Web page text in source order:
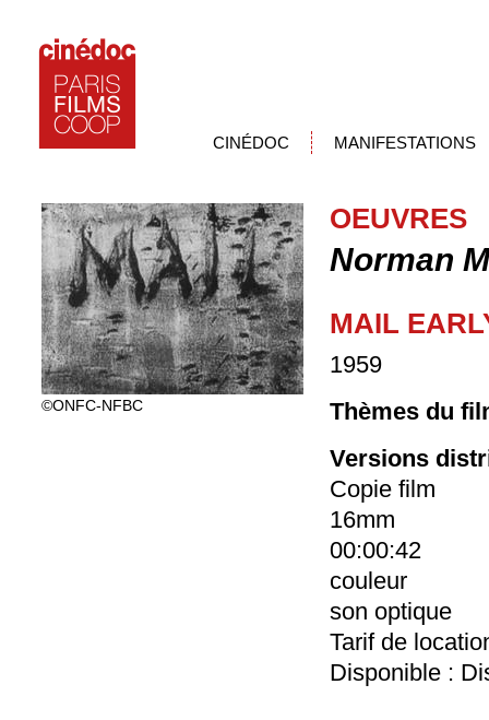
CINÉDOC MANIFESTATIONS
©ONFC-NFBC
OEUVRES
Norman
MAIL
1959
Thèmes du
Versions
Copie film
16mm
00:00:42
couleur
son optique
Tarif de
Disponible :